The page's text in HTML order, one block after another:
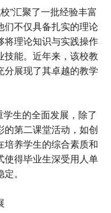
”汇聚了一批经验丰富
们不仅具备扎实的理论
将理论知识与实践操作
技能。近年来，该校教
分展现了其卓越的教学
学生的全面发展，除了
第二课堂活动，如创
培养学生的综合素质和
使得毕业生深受用人单
。